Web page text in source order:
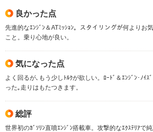
良かった点
先進的なｴﾝｼﾞﾝ＆ATﾐｯｼｮﾝ。スタイリングが何よりお
こと。乗り心地が良い。
気になった点
よく回るが､もう少しﾄﾙｸが欲しい。ﾛｰﾄﾞ＆ｴﾝｼﾞﾝ･ﾉｲ
った｡走りはもたつきます。
総評
世界初のｶﾞｿﾘﾝ直噴ｴﾝｼﾞﾝ搭載車。攻撃的なｴｸｽﾃﾘｱで